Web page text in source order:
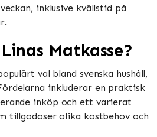
inklusive kvällstid på
Matkasse?
val bland svenska hushåll,
inkluderar en praktisk
inköp och ett varierat
tillgodoser olika kostbehov och